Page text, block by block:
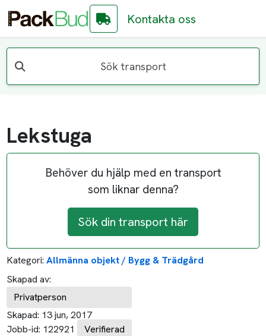
Kontakta oss
Sök transport
Lekstuga
Behöver du hjälp med en transport
som liknar denna?
Sök din transport här
Kategori: Allmänna objekt / Bygg & Trädgård
Skapad av:
Privatperson
Skapad: 13 jun, 2017
Jobb-id: 122921
Verifierad